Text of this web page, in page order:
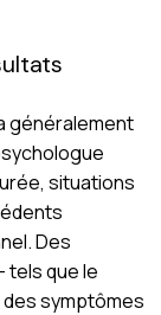
généralement
situations
Des
tels que le
des symptômes